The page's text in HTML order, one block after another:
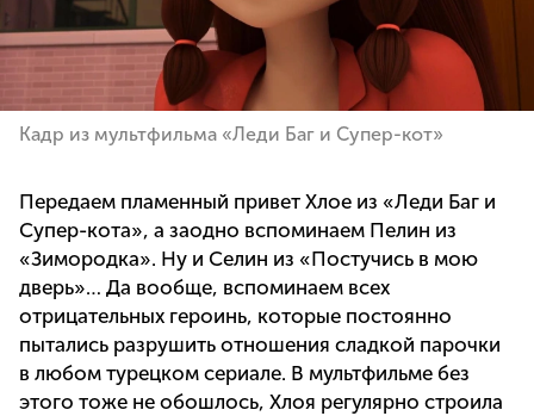
Кадр из мультфильма «Леди Баг и Супер-кот»
Передаем пламенный привет Хлое из «Леди Баг и
Супер-кота», а заодно вспоминаем Пелин из
«Зимородка». Ну и Селин из «Постучись в мою
дверь»… Да вообще, вспоминаем всех
отрицательных героинь, которые постоянно
пытались разрушить отношения сладкой парочки
в любом турецком сериале. В мультфильме без
этого тоже не обошлось, Хлоя регулярно строила